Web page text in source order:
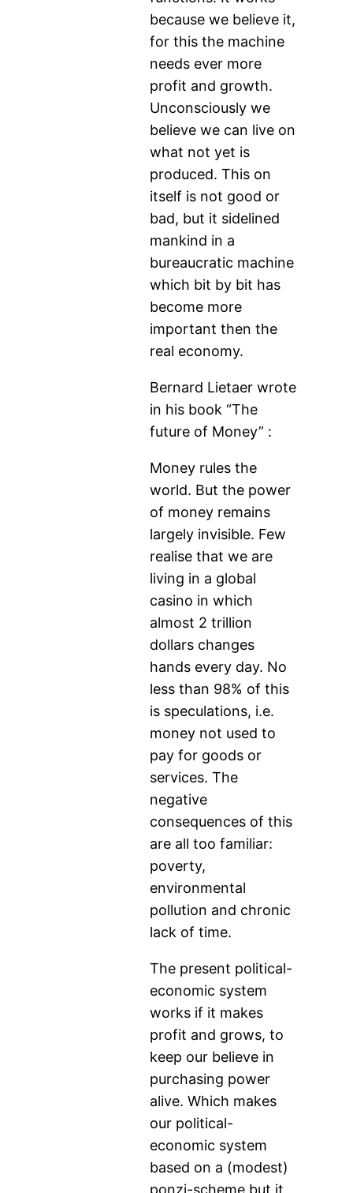
because we believe it,
for this the machine
needs ever more
profit and growth.
Unconsciously we
believe we can live on
what not yet is
produced. This on
itself is not good or
bad, but it sidelined
mankind in a
bureaucratic machine
which bit by bit has
become more
important then the
real economy.
Bernard Lietaer wrote
in his book “The
future of Money” :
Money rules the
world. But the power
of money remains
largely invisible. Few
realise that we are
living in a global
casino in which
almost 2 trillion
dollars changes
hands every day. No
less than 98% of this
is speculations, i.e.
money not used to
pay for goods or
services. The
negative
consequences of this
are all too familiar:
poverty,
environmental
pollution and chronic
lack of time.
The present political-
economic system
works if it makes
profit and grows, to
keep our believe in
purchasing power
alive. Which makes
our political-
economic system
based on a (modest)
ponzi-scheme but it